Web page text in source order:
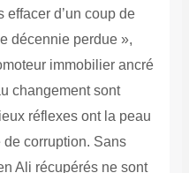
effacer d’un coup de
décennie perdue »,
immobilier ancré
changement sont
réflexes ont la peau
corruption. Sans
Ali récupérés ne sont